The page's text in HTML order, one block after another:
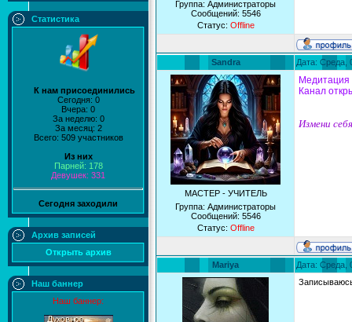
Статистика
К нам присоединились
Сегодня: 0
Вчера: 0
За неделю: 0
За месяц: 2
Всего: 509 участников
Из них
Парней: 178
Девушек: 331
Сегодня заходили
Архив записей
Открыть архив
Наш баннер
Наш баннер:
Группа: Администраторы
Сообщений: 5546
Статус: Offline
Sandra Дата: Среда,
МАСТЕР - УЧИТЕЛЬ
Группа: Администраторы
Сообщений: 5546
Статус: Offline
Канал
Измени
Mariya
Дата: Среда,